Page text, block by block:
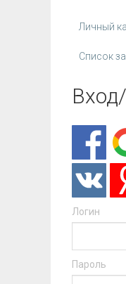
Личный
Список
Логин
Пароль